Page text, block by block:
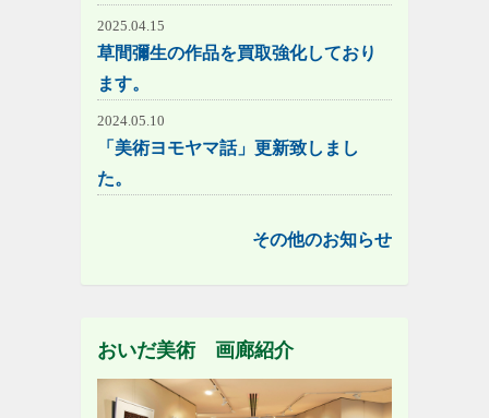
2025.04.15
草間彌生の作品を買取強化しており
ます。
2024.05.10
「美術ヨモヤマ話」更新致しまし
た。
その他のお知らせ
おいだ美術 画廊紹介